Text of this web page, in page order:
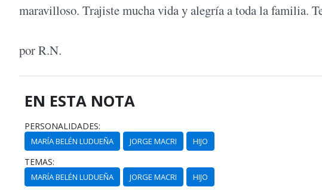
maravilloso. Trajiste mucha vida y alegría a toda la familia.
por R.N.
EN ESTA NOTA
PERSONALIDADES:
MARÍA BELÉN LUDUEÑA JORGE MACRI HIJO
TEMAS:
MARÍA BELÉN LUDUEÑA JORGE MACRI HIJO